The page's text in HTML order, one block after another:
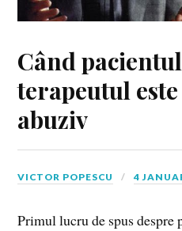
Când
terapeutul
abuziv
VICTOR POPESCU 4
Primul lucru de spus despre